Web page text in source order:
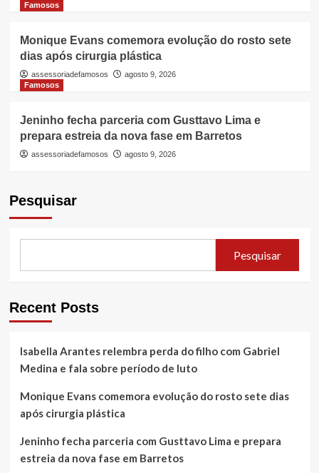
Famosos
Monique Evans comemora evolução do rosto sete
dias após cirurgia plástica
assessoriadefamosos
agosto 9, 2026
Famosos
Jeninho fecha parceria com Gusttavo Lima e
prepara estreia da nova fase em Barretos
assessoriadefamosos agosto 9, 2026
Pesquisar
Pesquisar
Recent Posts
Isabella Arantes relembra perda do filho com Gabriel
Medina e fala sobre período de luto
Monique Evans comemora evolução do rosto sete dias
após cirurgia plástica
Jeninho fecha parceria com Gusttavo Lima e prepara
estreia da nova fase em Barretos